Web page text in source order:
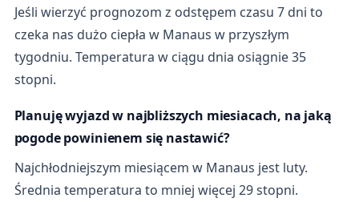
Jeśli wierzyć prognozom z odstępem czasu 7 dni to
czeka nas dużo ciepła w Manaus w przyszłym
tygodniu. Temperatura w ciągu dnia osiągnie 35
stopni.
Planuję wyjazd w najbliższych miesiacach, na jaką
pogode powinienem się nastawić?
Najchłodniejszym miesiącem w Manaus jest luty.
Średnia temperatura to mniej więcej 29 stopni.